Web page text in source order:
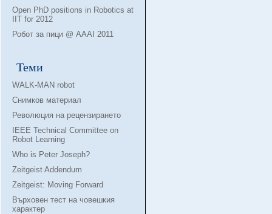
Open PhD positions in Robotics at
IIT for 2012
Робот за пици @ AAAI 2011
Теми
WALK-MAN robot
Снимков материал
Революция на рецензирането
IEEE Technical Committee on
Robot Learning
Who is Peter Joseph?
Zeitgeist Addendum
Zeitgeist: Moving Forward
Върховен тест на човешкия
характер